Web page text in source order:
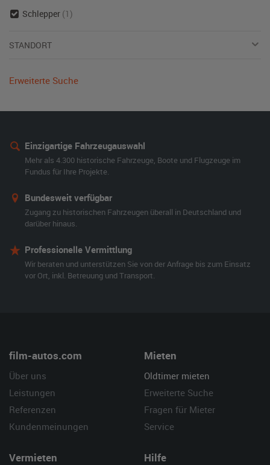
Schlepper (1)
STANDORT
Erweiterte Suche
Einzigartige Fahrzeugauswahl
Mehr als 4.300 historische Fahrzeuge, Boote und Flugzeuge im
Fundus für Ihre Projekte.
Bundesweit verfügbar
Zugang zu historischen Fahrzeugen überall in Deutschland und
darüber hinaus.
Professionelle Vermittlung
Wir beraten und unterstützen Sie von der Anfrage bis zum Einsatz
vor Ort, inkl. Betreuung und Transport.
film-autos.com
Über uns
Leistungen
Referenzen
Kundenmeinungen
Mieten
Oldtimer mieten
Erweiterte Suche
Fragen für Mieter
Service
Vermieten Hilfe